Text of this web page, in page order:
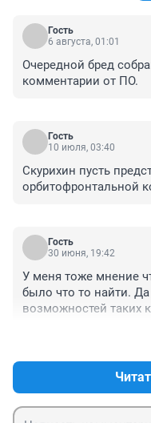
Гость
6 августа, 01:01
Очередной бред
комментарии от ПО.
Гость
10 июля, 03:40
Скурихин пусть
орбитофронтальной
Гость
30 июня, 19:42
У меня тоже мнение
было что то найти.
возможностей таких
то встретила
знакома и с ним
все и произошло